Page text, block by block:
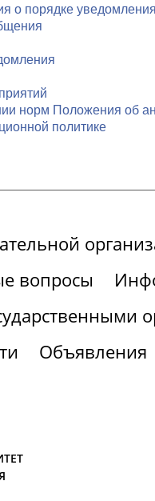
о порядке
норм Положения об
политике
вопросы
Объявления